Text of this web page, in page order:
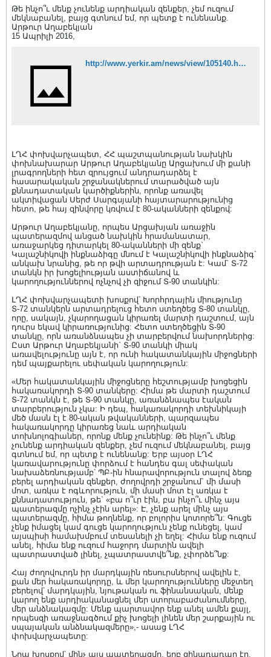
Թե ինչո՞ւ մենք չունենք արդիական զենքեր, չեմ ուզում
մեկնաբանել, բայց գտնում եմ, որ պետք է ունենանք.
Արթուր Աղաբեկյան
15 Ապրիլի 2016,
http://www.yerkir.am/news/view/105140.html
ԼՂՀ փոխվարչապետ, ՀՀ պաշտպանության նախկին
փոխնախարար Արթուր Աղաբեկյանը Արցախում մի քանի
լրագրողների հետ զրույցում անդրադարձել է
հասարակական շրջանակներում տարածված այն
քննադատական կարծիքներին, որոնք առավել
ակտիվացան Սերժ Սարգսյանի հայտարարությունից
հետո, թե հայ զինվորը կռվում է 80-ականների զենքով:
Արթուր Աղաբեկյանը, որպես Արցախյան առաջին
պատերազմով անցած նախկին հրամանատար,
առաջարկեց դիտարկել 80-ականների մի զենք`
Կալաշնիկովի ինքնաձիգը մնում է Կալաշնիկովի ինքնաձիգ`
անկախ նրանից, թե որ թվի արտադրության է: Կամ` Տ-72
տանկն իր խոցելիության աստիճանով և
կարողություններով ոչնչով չի զիջում Տ-90 տանկին:
ԼՂՀ փոխվարչապետի խոսքով՝ Խորհրդային միությունը
Տ-72 տանկերն արտադրելուց հետո ստեղծեց Տ-80 տանկը,
որը, սակայն, չկարողացան կիրառել մարտի դաշտում, այն
դուրս եկավ կիրառությունից: Հետո ստեղծեցին Տ-90
տանկը, որն առանձնապես չի տարբերվում նախորդներից:
Ըստ Արթուր Աղաբեկյանի` Տ-90 տանկի միակ
առավելությունը այն է, որ ունի հակատանկային միջոցների
դեմ պայքարելու սեփական կարողություն:
«Մեր հակատանկային միջոցները հեշտությամբ խոցեցին
հակառակորդի Տ-90 տանկերը: Հիմա թե մարտի դաշտում
Տ-72 տանկն է, թե Տ-90 տանկը, առանձնապես էական
տարբերություն չկա: Ի դեպ, հակառակորդի տեխնիկայի
մեծ մասն էլ է 80-ական թվականների, պարզապես
հակառակորդը կիրառեց նաև արդիական
տոխնոլոգիաներ, որոնք մենք չունեինք: Թե ինչո՞ւ մենք
չունենք արդիական զենքեր, չեմ ուզում մեկնաբանել, բայց
գտնում եմ, որ պետք է ունենանք: Երբ այսօր ԼՂՀ
կառավարությունը փորձում է հանդես գալ սեփական
նախաձեռնությամբ՝ ՊԲ-ին հնարավորություն տալով ձեռք
բերել արդիական զենքեր, ժողովրդի շրջանում` մի մասի
մոտ, առկա է ոգևորություն, մի մասի մոտ էլ առկա է
քննադատություն, թե` «բա ո՞ւր էին, բա ինչո՞ւ մինչ այս
պատերազմը ոչինչ չէին արել»: Է, չենք արել մինչ այս
պատերազմը, հիմա թողնենք, որ բոլորիս կոտորե՞ն: Գուցե
չենք իմացել կամ գուցե կարողություն չենք ունեցել, կամ
այսպիսի համախմբում տեսանելի չի եղել: Հիմա ենք ուզում
անել, հիմա ենք ուզում հաջորդ մարտին ավելի
պատրաստված լինել, չպատրաստվե՞նք, չփորձե՞նք:
Հայ ժողովուրդն իր մարդկային ռեսուրսներով ավելին է,
քան մեր հակառակորդը, և մեր կարողությունները մեջտեղ
բերելով՝ մարդկային, նյութական ու ֆինանսական, մենք
կարող ենք արդիականացնել մեր ստորաբաժանումները,
մեր անձնակազմը: Մենք պարտավոր ենք անել ամեն քայլ,
որպեսզի առաջնագծում քիչ խոցելի լինեն մեր շարքային ու
սպայական անձնակազմերը»,- ասաց ԼՂՀ
փոխվարչապետը:
Նրա խոսքով՝ մինչ այս պատերազմը, երբ զինադադար էր,